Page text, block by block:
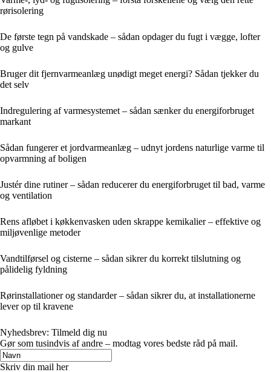
rørisolering
De første tegn på vandskade – sådan opdager du fugt i vægge, lofter
og gulve
Bruger dit fjernvarmeanlæg unødigt meget energi? Sådan tjekker du
det selv
Indregulering af varmesystemet – sådan sænker du energiforbruget
markant
Sådan fungerer et jordvarmeanlæg – udnyt jordens naturlige varme til
opvarmning af boligen
Justér dine rutiner – sådan reducerer du energiforbruget til bad, varme
og ventilation
Rens afløbet i køkkenvasken uden skrappe kemikalier – effektive og
miljøvenlige metoder
Vandtilførsel og cisterne – sådan sikrer du korrekt tilslutning og
pålidelig fyldning
Rørinstallationer og standarder – sådan sikrer du, at installationerne
lever op til kravene
Nyhedsbrev: Tilmeld dig nu
Gør som tusindvis af andre – modtag vores bedste råd på mail.
Skriv din mail her